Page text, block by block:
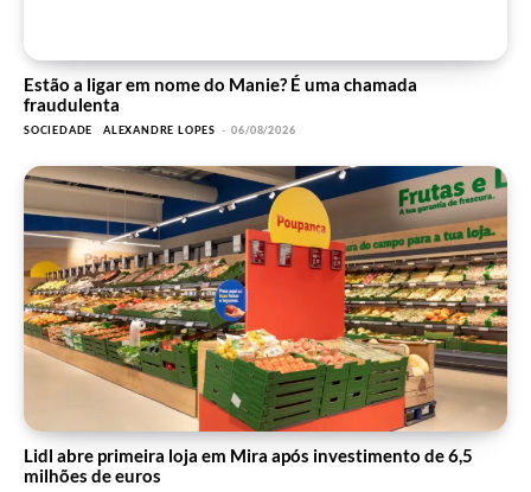
Estão a ligar em nome do Manie? É uma chamada
fraudulenta
SOCIEDADE ALEXANDRE LOPES - 06/08/2026
Lidl abre primeira loja em Mira após investimento de 6,5
milhões de euros